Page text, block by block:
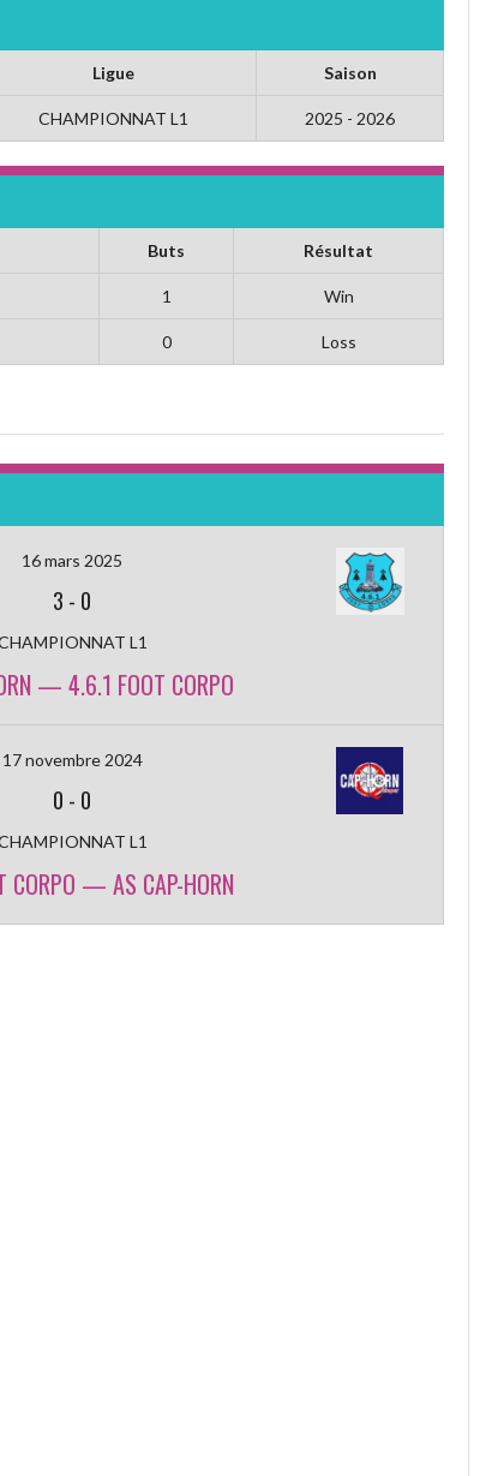
Ligue Saison
CHAMPIONNAT L1 2025 - 2026
Buts Résultat
1 Win
0 Loss
16 mars 2025
3 - 0
L1
— 4.6.1 FOOT CORPO
17 novembre 2024
0 - 0
L1
CORPO — AS CAP-HORN